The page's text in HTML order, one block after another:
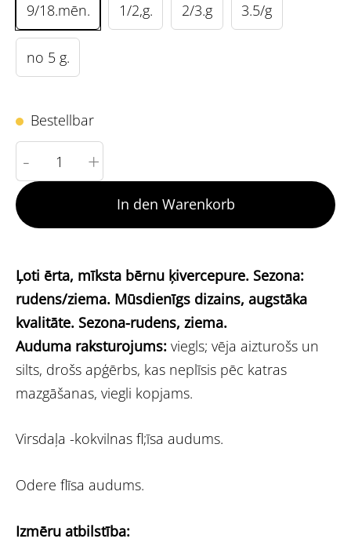
9/18.mēn.
1/2,g. 2/3.g 3.5/g
no 5 g.
Bestellbar
- +
In den Warenkorb
Ļoti ērta, mīksta bērnu ķivercepure. Sezona:
rudens/ziema. Mūsdienīgs dizains, augstāka
kvalitāte. Sezona-rudens, ziema.
Auduma raksturojums: viegls; vēja aizturošs un
silts, drošs apģērbs, kas neplīsis pēc katras
mazgāšanas, viegli kopjams.
Virsdaļa -kokvilnas fl;īsa audums.
Odere flīsa audums.
Izmēru atbilstība: